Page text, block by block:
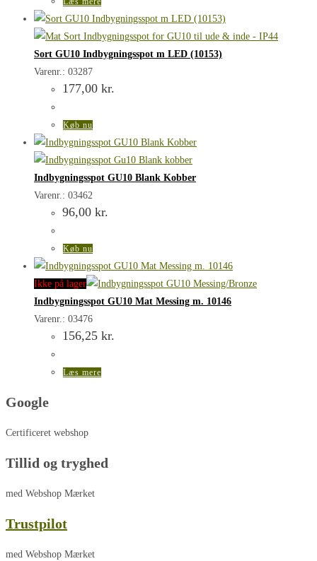
Sort GU10 Indbygningsspot m LED (10153)
Varenr.: 03287
177,00 kr.
Køb nu
Indbygningsspot GU10 Blank Kobber
Varenr.: 03462
96,00 kr.
Køb nu
Ikke på lager
Indbygningsspot GU10 Mat Messing m. 10146
Varenr.: 03476
156,25 kr.
Læs mere
Google
Certificeret webshop
Tillid og tryghed
med Webshop Mærket
Trustpilot
med Webshop Mærket